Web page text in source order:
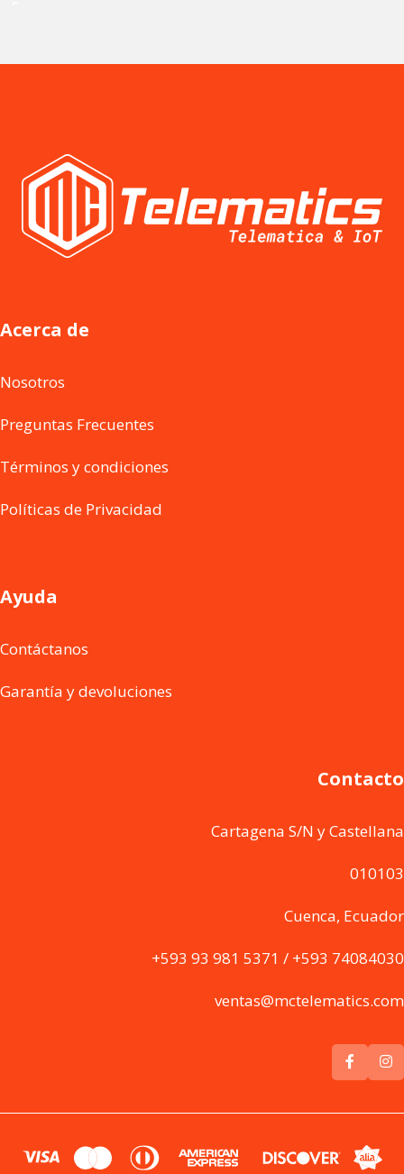
Acerca de
Nosotros
Preguntas Frecuentes
Términos y condiciones
Políticas de Privacidad
Ayuda
Contáctanos
Garantía y devoluciones
Contacto
Cartagena S/N y Castellana
010103
Cuenca, Ecuador
+593 93 981 5371 / +593 74084030
ventas@mctelematics.com